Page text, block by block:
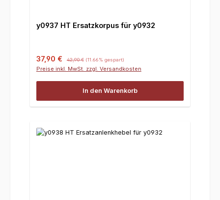
y0937 HT Ersatzkorpus für y0932
Verkaufspreis:
37,90 € 42,90 € (11.66% gespart)
Preise inkl. MwSt. zzgl. Versandkosten
In den Warenkorb